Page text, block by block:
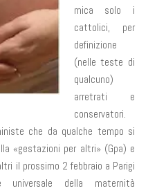
mica solo i
cattolici, per
definizione
(nelle teste di
qualcuno)
arretrati e
conservatori.
che da qualche tempo si
«gestazioni per altri» (Gpa) e
il prossimo 2 febbraio a Parigi
universale della maternità